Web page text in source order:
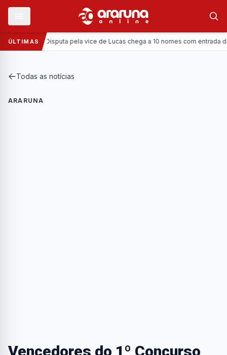
ÚLTIMAS
Política:Disputa pela vice de Lucas chega a 10 nomes com entrada da
Todas as notícias
ARARUNA
Vencedores do 1º Concurso